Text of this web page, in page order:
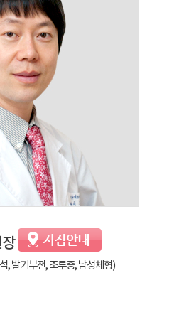
, 발기부전, 조루증, 남성체형)